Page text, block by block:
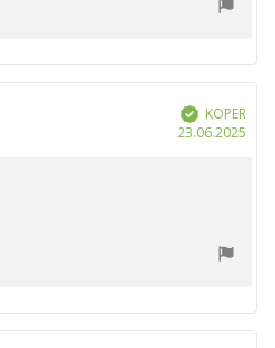
Geverifieerd
KOPER
23.06.2025